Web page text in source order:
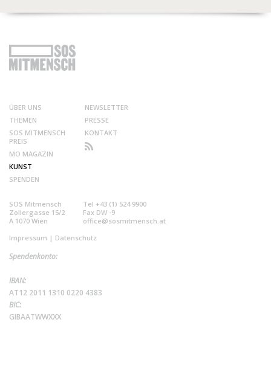
ÜBER UNS
THEMEN
SOS MITMENSCH
PREIS
MO MAGAZIN
KUNST
SPENDEN
NEWSLETTER
PRESSE
KONTAKT
SOS Mitmensch
Zollergasse 15/2
A 1070 Wien
Tel +43 (1) 524 9900
Fax DW -9
office@sosmitmensch.at
Impressum | Datenschutz
Spendenkonto:
IBAN:
AT12 2011 1310 0220 4383
BIC:
GIBAATWWXXX